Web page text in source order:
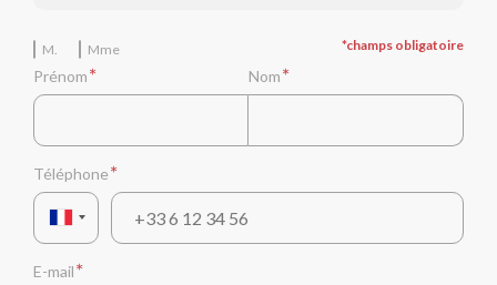
M. Mme
Prénom Nom
Téléphone
E-mail